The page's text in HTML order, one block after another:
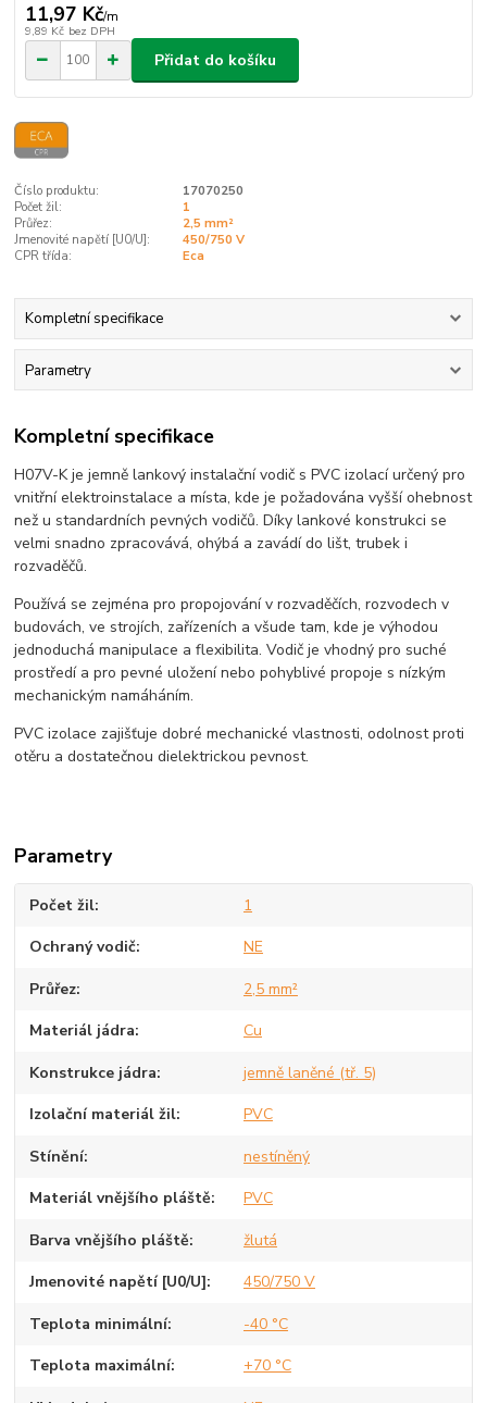
11,97 Kč/m
9,89 Kč bez DPH
Přidat do košíku
Číslo produktu:
17070250
Počet žil:
1
Průřez:
2,5 mm²
Jmenovité napětí [U0/U]:
450/750 V
CPR třída:
Eca
Kompletní specifikace
Parametry
Kompletní specifikace
H07V-K je jemně lankový instalační vodič s PVC izolací určený pro
vnitřní elektroinstalace a místa, kde je požadována vyšší ohebnost
než u standardních pevných vodičů. Díky lankové konstrukci se
velmi snadno zpracovává, ohýbá a zavádí do lišt, trubek i
rozvaděčů.
Používá se zejména pro propojování v rozvaděčích, rozvodech v
budovách, ve strojích, zařízeních a všude tam, kde je výhodou
jednoduchá manipulace a flexibilita. Vodič je vhodný pro suché
prostředí a pro pevné uložení nebo pohyblivé propoje s nízkým
mechanickým namáháním.
PVC izolace zajišťuje dobré mechanické vlastnosti, odolnost proti
otěru a dostatečnou dielektrickou pevnost.
Parametry
Počet žil 1
Ochraný vodič NE
Průřez 2,5 mm²
Materiál jádra Cu
Konstrukce jádra jemně laněné (tř. 5)
Izolační materiál žil PVC
Stínění nestíněný
Materiál vnějšího pláště PVC
Barva vnějšího pláště žlutá
Jmenovité napětí [U0/U] 450/750 V
Teplota minimální -40 °C
Teplota maximální +70 °C